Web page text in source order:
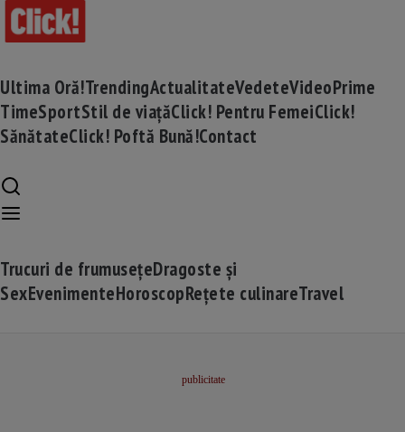
Ultima Oră!TrendingActualitateVedeteVideoPrime
TimeSportStil de viațăClick! Pentru FemeiClick!
SănătateClick! Poftă Bună!Contact
Trucuri de frumusețeDragoste și
SexEvenimenteHoroscopRețete culinareTravel